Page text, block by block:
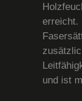
und ist